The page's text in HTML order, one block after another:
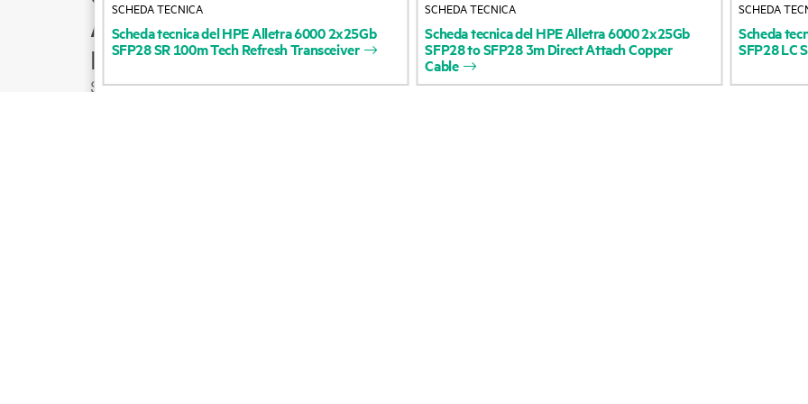
Assistenza per i prodotti
Email con il commerciale
Segui HPE su
Accessibilità
Lavora con noi
Restituzione e riciclo
SchedatecnicadelHPEAlletra60002x25Gb
SFP28SR100mTechRefreshTransceiver
SCHEDA TECNICA
SchedatecnicadelHPEAlletra60002x25Gb
SFP28toSFP283mDirectAttachCopper
Cable
SCHEDA TECNICA
Scheda
SFP28LC
SCHEDA